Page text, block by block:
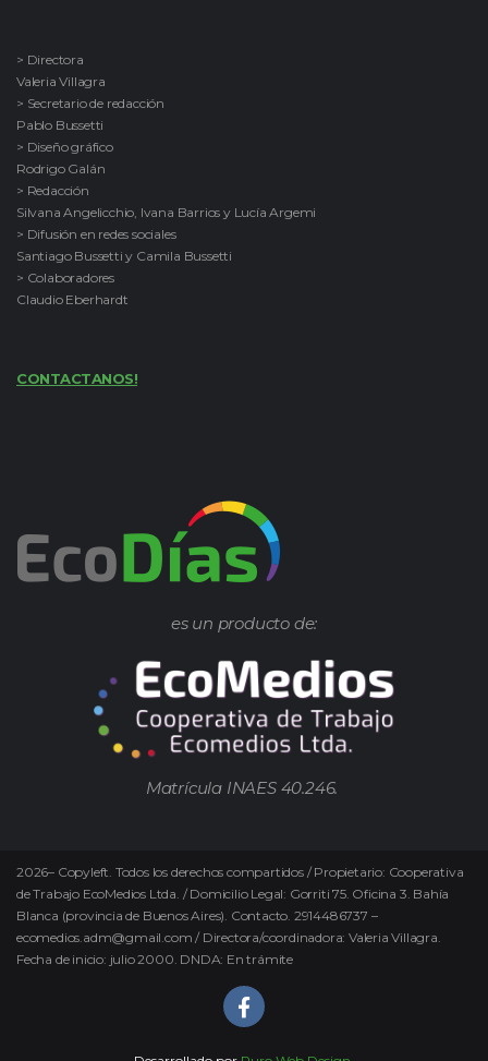
> Directora
Valeria Villagra
> Secretario de redacción
Pablo Bussetti
> Diseño gráfico
Rodrigo Galán
> Redacción
Silvana Angelicchio, Ivana Barrios y Lucía Argemi
> Difusión en redes sociales
Santiago Bussetti y Camila Bussetti
> Colaboradores
Claudio Eberhardt
CONTACTANOS!
es un producto de:
Matrícula INAES 40.246.
2026– Copyleft. Todos los derechos compartidos / Propietario: Cooperativa
de Trabajo EcoMedios Ltda. / Domicilio Legal: Gorriti 75. Oficina 3. Bahía
Blanca (provincia de Buenos Aires). Contacto. 2914486737 –
ecomedios.adm@gmail.com / Directora/coordinadora: Valeria Villagra.
Fecha de inicio: julio 2000. DNDA: En trámite